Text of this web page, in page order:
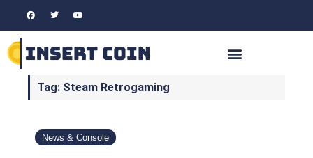
Tag: Steam Retrogaming
News & Console